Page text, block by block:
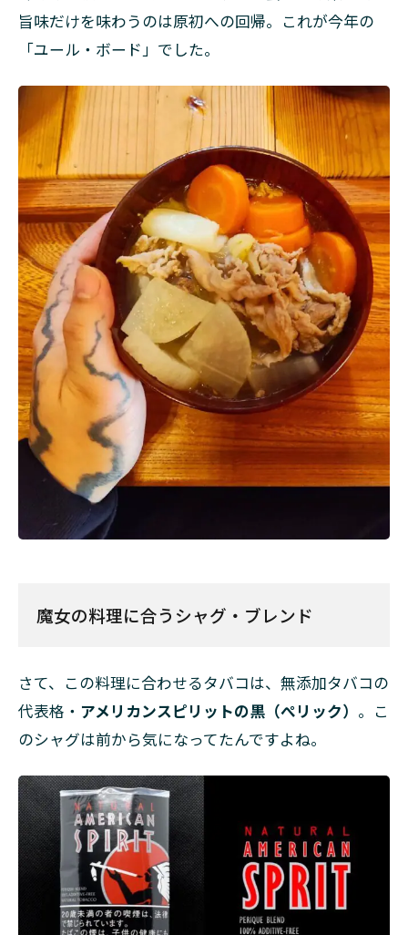
旨味だけを味わうのは原初への回帰。これが今年の
「ユール・ボード」でした。
魔女の料理に合うシャグ・ブレンド
さて、この料理に合わせるタバコは、無添加タバコの
代表格・ アメリカンスピリットの黒（ぺリック） 。こ
のシャグは前から気になってたんですよね。